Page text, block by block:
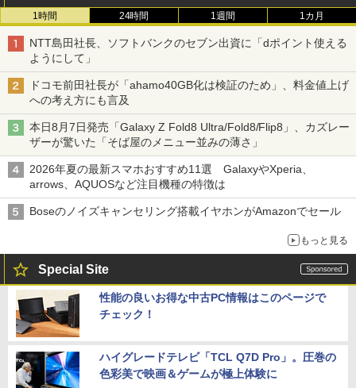
1時間 24時間 1週間 1カ月
NTT島田社長、ソフトバンクのセブン出資に「dポイント使える
ようにして」
ドコモ前田社長が「ahamo40GB化は検証のため」、料金値上げ
への考え方にも言及
本日8月7日発売「Galaxy Z Fold8 Ultra/Fold8/Flip8」、カズレー
ザーが驚いた「そば屋のメニュー並みの薄さ」
2026年夏の最新スマホおすすめ11選 GalaxyやXperia、
arrows、AQUOSなど注目機種の特徴は
Boseのノイズキャンセリング搭載イヤホンがAmazonでセール
もっと見る
Special Site
性能の良いお得な中古PC情報はこのページで
チェック！
ハイグレードテレビ「TCL Q7D Pro」。圧巻の
色彩美で映画＆ゲームが極上体験に